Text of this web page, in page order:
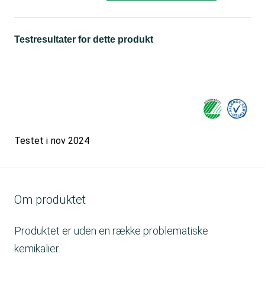
Testresultater for dette produkt
Testet i nov 2024
Om produktet
Produktet er uden en række problematiske
kemikalier.